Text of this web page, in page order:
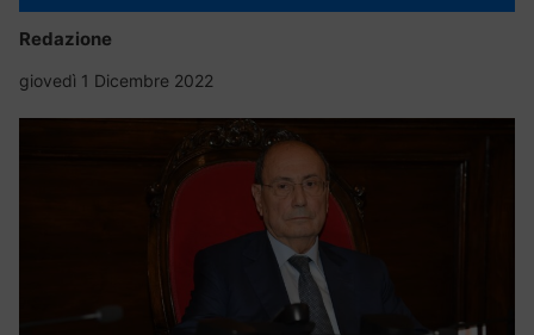
Redazione
giovedì 1 Dicembre 2022